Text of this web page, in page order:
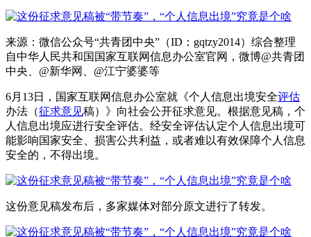
来源：微信公众号“共青团中央”（ID：gqtzy2014）综合整理
自中华人民共和国国家互联网信息办公室官网，微博@共青团
中央、@新华网、@江宁婆婆等
6月13日，国家互联网信息办公室就《个人信息出境安全评估
办法（征求意见稿）》向社会公开征求意见。根据意见稿，个
人信息出境应进行安全评估。经安全评估认定个人信息出境可
能影响国家安全、损害公共利益，或者难以有效保障个人信息
安全的，不得出境。
这份意见稿发布后，多家媒体对部分原文进行了转发。